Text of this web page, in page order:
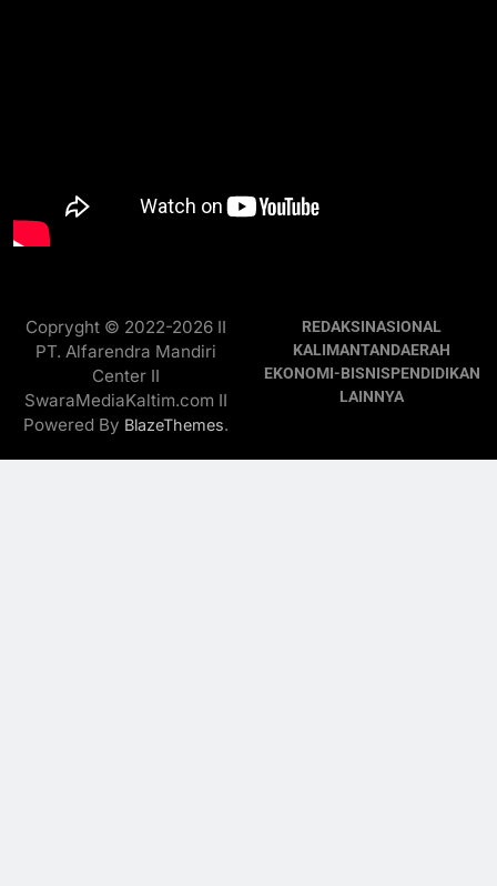
Copryght © 2022-2026 II
PT. Alfarendra Mandiri
Center II
SwaraMediaKaltim.com II
Powered By BlazeThemes.
REDAKSINASIONAL
KALIMANTANDAERAH
EKONOMI-BISNISPENDIDIKAN
LAINNYA